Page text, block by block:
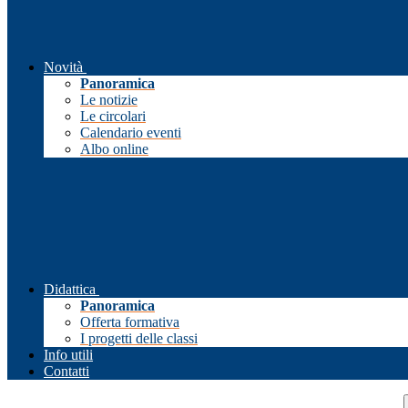
Novità
Panoramica
Le notizie
Le circolari
Calendario eventi
Albo online
Didattica
Panoramica
Offerta formativa
I progetti delle classi
Info utili
Contatti